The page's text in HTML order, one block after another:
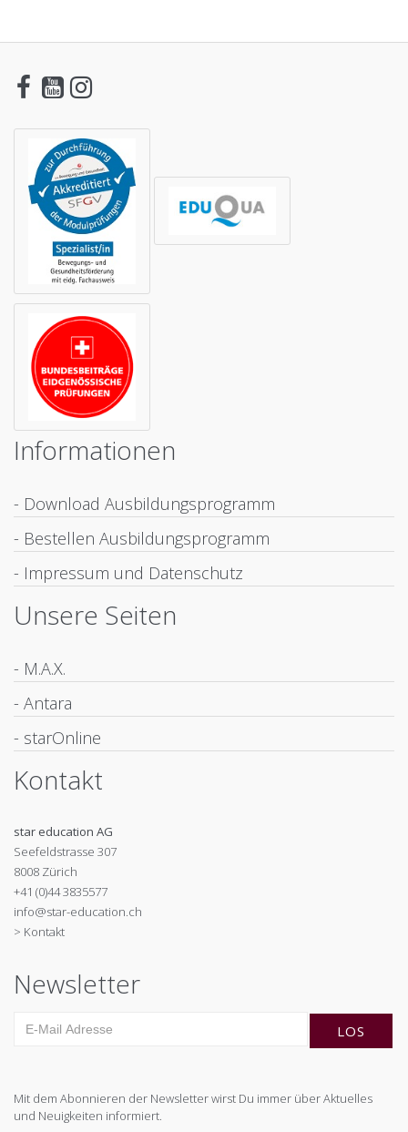
Informationen
- Download Ausbildungsprogramm
- Bestellen Ausbildungsprogramm
- Impressum und Datenschutz
Unsere Seiten
- M.A.X.
- Antara
- starOnline
Kontakt
star education AG
Seefeldstrasse 307
8008 Zürich
+41 (0)44 3835577
info@star-education.ch
> Kontakt
Newsletter
Mit dem Abonnieren der Newsletter wirst Du immer über Aktuelles
und Neuigkeiten informiert.